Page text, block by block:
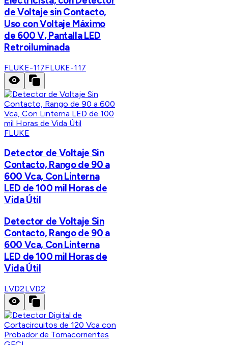
de Voltaje sin Contacto,
Uso con Voltaje Máximo
de 600 V, Pantalla LED
Retroiluminada
FLUKE-117FLUKE-117
FLUKE
Detector de Voltaje Sin
Contacto, Rango de 90 a
600 Vca, Con Linterna
LED de 100 mil Horas de
Vida Útil
Detector de Voltaje Sin
Contacto, Rango de 90 a
600 Vca, Con Linterna
LED de 100 mil Horas de
Vida Útil
LVD2LVD2